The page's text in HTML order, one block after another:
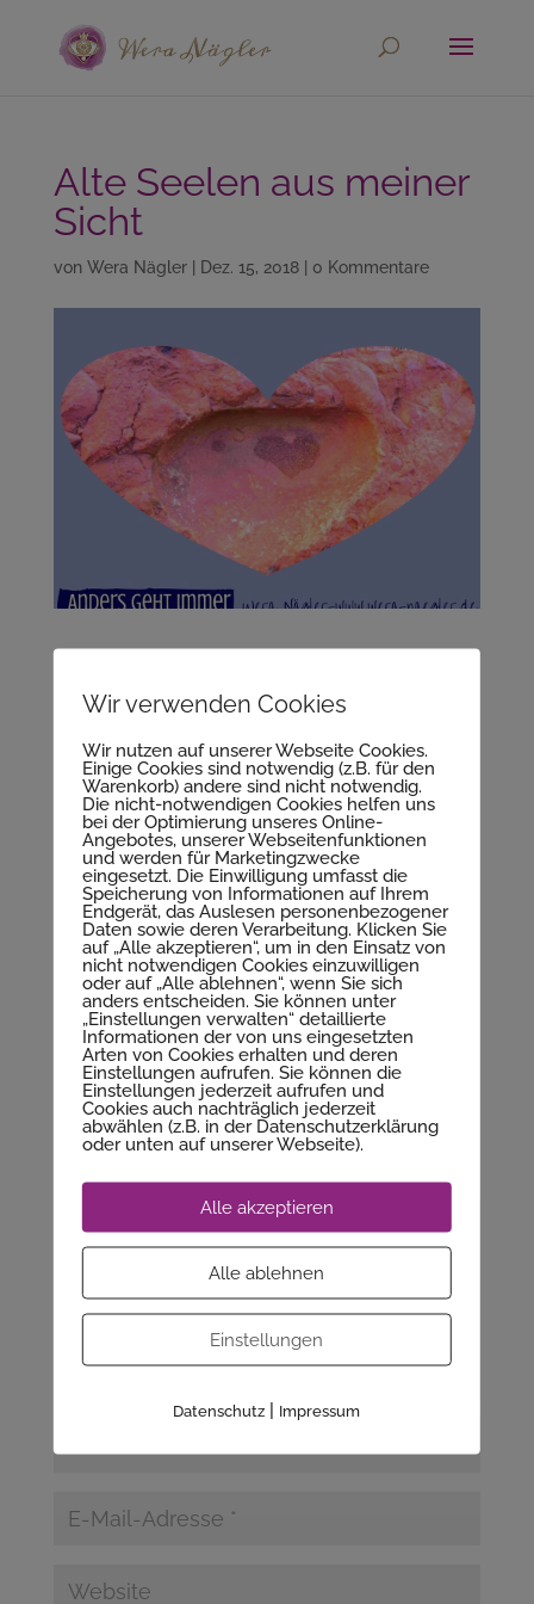
Alte Seelen aus meiner
Sicht
von Wera Nägler| Dez. 15, 2018| 0 Kommentare
Alte Seelen aus meiner Sicht
Kommentar absenden
Deine E-Mail-Adresse wird nicht veröffentlicht.
Wir verwenden Cookies
Wir nutzen auf unserer Webseite Cookies.
Einige Cookies sind notwendig (z.B. für den
Warenkorb) andere sind nicht notwendig.
Die nicht-notwendigen Cookies helfen uns
bei der Optimierung unseres Online-
Angebotes, unserer Webseitenfunktionen
und werden für Marketingzwecke
eingesetzt. Die Einwilligung umfasst die
Speicherung von Informationen auf Ihrem
Endgerät, das Auslesen personenbezogener
Daten sowie deren Verarbeitung. Klicken Sie
auf „Alle akzeptieren“, um in den Einsatz von
nicht notwendigen Cookies einzuwilligen
oder auf „Alle ablehnen“, wenn Sie sich
anders entscheiden. Sie können unter
„Einstellungen verwalten“ detaillierte
Informationen der von uns eingesetzten
Arten von Cookies erhalten und deren
Einstellungen aufrufen. Sie können die
Einstellungen jederzeit aufrufen und
Cookies auch nachträglich jederzeit
abwählen (z.B. in der Datenschutzerklärung
oder unten auf unserer Webseite).
Alle akzeptieren
Alle ablehnen
Einstellungen
Datenschutz | Impressum